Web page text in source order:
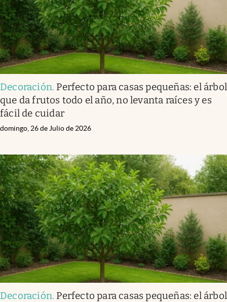
Infotechnology
Clase
Clima
Mundial 2026
Eventos Corporativos
El Cronista Studio
Decoración. Perfecto para casas pequeñas: el árbol
que da frutos todo el año, no levanta raíces y es
fácil de cuidar
domingo, 26 de Julio de 2026
Decoración. Perfecto para casas pequeñas: el árbol